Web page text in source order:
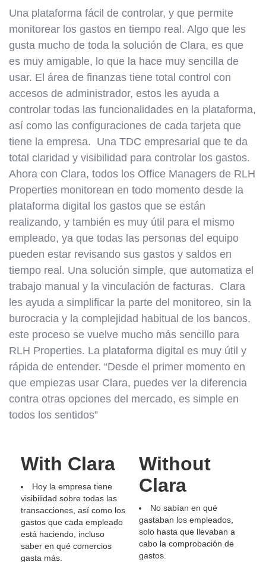
Una plataforma fácil de controlar, y que permite
monitorear los gastos en tiempo real. Algo que les
gusta mucho de toda la solución de Clara, es que
es muy amigable, lo que la hace muy sencilla de
usar. El área de finanzas tiene total control con
accesos de administrador, estos les ayuda a
controlar todas las funcionalidades en la plataforma,
así como las configuraciones de cada tarjeta que
tiene la empresa. Una TDC empresarial que te da
total claridad y visibilidad para controlar los gastos.
Ahora con Clara, todos los Office Managers de RLH
Properties monitorean en todo momento desde la
plataforma digital los gastos que se están
realizando, y también es muy útil para el mismo
empleado, ya que todas las personas del equipo
pueden estar revisando sus gastos y saldos en
tiempo real. Una solución simple, que automatiza el
trabajo manual y la vinculación de facturas. Clara
les ayuda a simplificar la parte del monitoreo, sin la
burocracia y la complejidad habitual de los bancos,
este proceso se vuelve mucho más sencillo para
RLH Properties. La plataforma digital es muy útil y
rápida de entender. “Desde el primer momento en
que empiezas usar Clara, puedes ver la diferencia
contra otras opciones del mercado, es simple en
todos los sentidos”
With Clara
Hoy la empresa tiene
visibilidad sobre todas las
transacciones, así como los
gastos que cada empleado
está haciendo, incluso
saber en qué comercios
gasta más.
Without
Clara
No sabían en qué
gastaban los empleados,
solo hasta que llevaban a
cabo la comprobación de
gastos.